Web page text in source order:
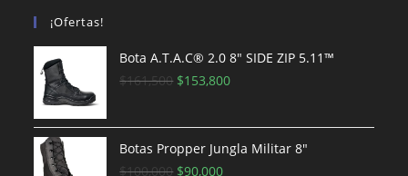
¡Ofertas!
Bota A.T.A.C® 2.0 8″ SIDE ZIP 5.11™
$161,500 El
original
era:
$161,500.
$153,800El
actual
es:
Botas Propper Jungla Militar 8"
$100,000 El
$90,000El